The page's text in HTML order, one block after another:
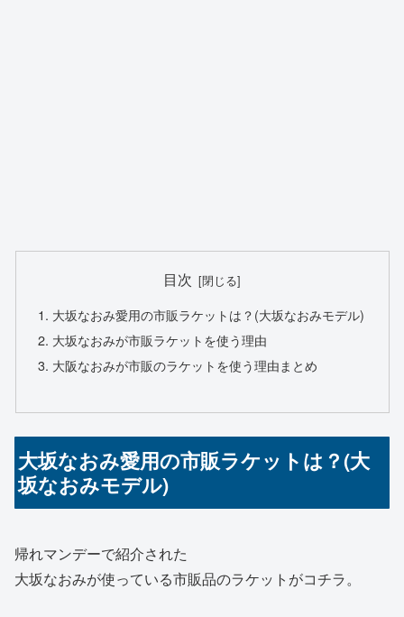
目次
大坂なおみ愛用の市販ラケットは？(大坂なおみモデル)
大坂なおみが市販ラケットを使う理由
大阪なおみが市販のラケットを使う理由まとめ
大坂なおみ愛用の市販ラケットは？(大
坂なおみモデル)
帰れマンデーで紹介された
大坂なおみが使っている市販品のラケットがコチラ。